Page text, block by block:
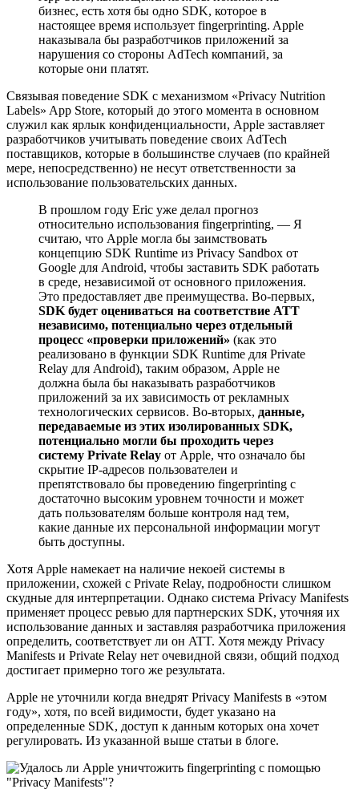
бизнес, есть хотя бы одно SDK, которое в
настоящее время использует fingerprinting. Apple
наказывала бы разработчиков приложений за
нарушения со стороны AdTech компаний, за
которые они платят.
Связывая поведение SDK с механизмом «Privacy Nutrition
Labels» App Store, который до этого момента в основном
служил как ярлык конфиденциальности, Apple заставляет
разработчиков учитывать поведение своих AdTech
поставщиков, которые в большинстве случаев (по крайней
мере, непосредственно) не несут ответственности за
использование пользовательских данных.
В прошлом году Eric уже делал прогноз
относительно использования fingerprinting, — Я
считаю, что Apple могла бы заимствовать
концепцию SDK Runtime из Privacy Sandbox от
Google для Android, чтобы заставить SDK работать
в среде, независимой от основного приложения.
Это предоставляет две преимущества. Во-первых,
SDK будет оцениваться на соответствие ATT
независимо, потенциально через отдельный
процесс «проверки приложений» (как это
реализовано в функции SDK Runtime для Private
Relay для Android), таким образом, Apple не
должна была бы наказывать разработчиков
приложений за их зависимость от рекламных
технологических сервисов. Во-вторых, данные,
передаваемые из этих изолированных SDK,
потенциально могли бы проходить через
систему Private Relay от Apple, что означало бы
скрытие IP-адресов пользователеи и
препятствовало бы проведению fingerprinting с
достаточно высоким уровнем точности и может
дать пользователям больше контроля над тем,
какие данные их персональной информации могут
быть доступны.
Хотя Apple намекает на наличие некоей системы в
приложении, схожей с Private Relay, подробности слишком
скудные для интерпретации. Однако система Privacy Manifests
применяет процесс ревью для партнерских SDK, уточняя их
использование данных и заставляя разработчика приложения
определить, соответствует ли он ATT. Хотя между Privacy
Manifests и Private Relay нет очевидной связи, общий подход
достигает примерно того же результата.
Apple не уточнили когда внедрят Privacy Manifests в «этом
году», хотя, по всей видимости, будет указано на
определенные SDK, доступ к данным которых она хочет
регулировать. Из указанной выше статьи в блоге.